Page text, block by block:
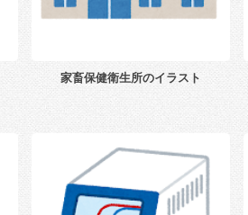
家畜保健衛生所のイラスト